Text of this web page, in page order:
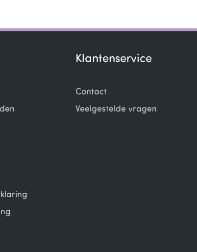
Klantenservice
Contact
Veelgestelde vragen